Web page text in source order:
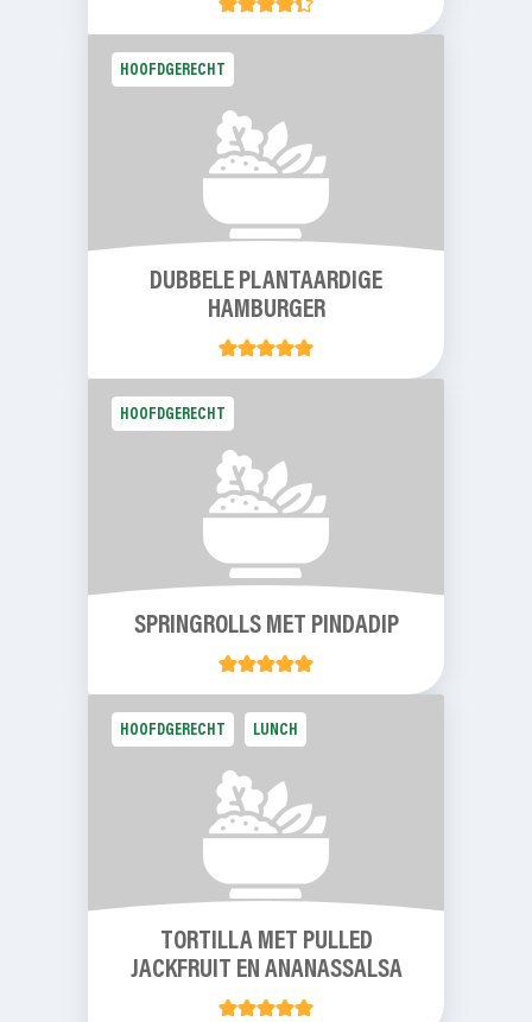
HOOFDGERECHT
DUBBELE PLANTAARDIGE
HAMBURGER
HOOFDGERECHT
SPRINGROLLS MET PINDADIP
HOOFDGERECHT LUNCH
TORTILLA MET PULLED
JACKFRUIT EN ANANASSALSA